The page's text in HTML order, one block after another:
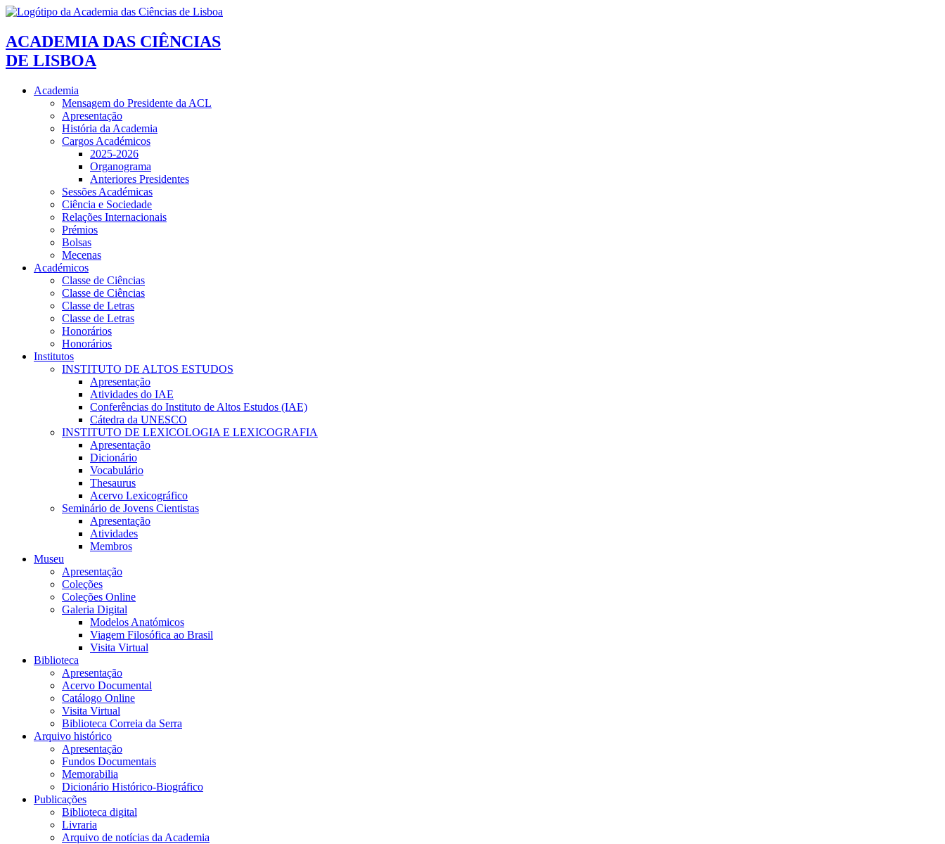
ACADEMIA DAS CIÊNCIAS
DE LISBOA
Academia
Mensagem do Presidente da ACL
Apresentação
História da Academia
Cargos Académicos
2025-2026
Organograma
Anteriores Presidentes
Sessões Académicas
Ciência e Sociedade
Relações Internacionais
Prémios
Bolsas
Mecenas
Académicos
Classe de Ciências
Classe de Ciências
Classe de Letras
Classe de Letras
Honorários
Honorários
Institutos
INSTITUTO DE ALTOS ESTUDOS
Apresentação
Atividades do IAE
Conferências do Instituto de Altos Estudos (IAE)
Cátedra da UNESCO
INSTITUTO DE LEXICOLOGIA E LEXICOGRAFIA
Apresentação
Dicionário
Vocabulário
Thesaurus
Acervo Lexicográfico
Seminário de Jovens Cientistas
Apresentação
Atividades
Membros
Museu
Apresentação
Coleções
Coleções Online
Galeria Digital
Modelos Anatómicos
Viagem Filosófica ao Brasil
Visita Virtual
Biblioteca
Apresentação
Acervo Documental
Catálogo Online
Visita Virtual
Biblioteca Correia da Serra
Arquivo histórico
Apresentação
Fundos Documentais
Memorabilia
Dicionário Histórico-Biográfico
Publicações
Biblioteca digital
Livraria
Arquivo de notícias da Academia